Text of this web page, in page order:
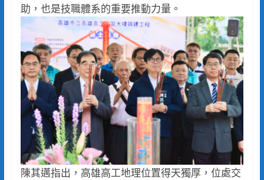
助，也是技職體系的重要推動力量。
陳其邁指出，高雄高工地理位置得天獨厚，位處交